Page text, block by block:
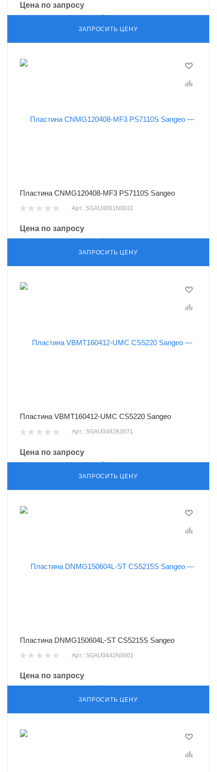
Цена по запросу
ЗАПРОСИТЬ ЦЕНУ
Пластина CNMG120408-MF3 PS7110S Sangeo
Арт.: SGAU9001N0031
Цена по запросу
ЗАПРОСИТЬ ЦЕНУ
Пластина VBMT160412-UMC CS5220 Sangeo
Арт.: SGAU0492K0071
Цена по запросу
ЗАПРОСИТЬ ЦЕНУ
Пластина DNMG150604L-ST CS5215S Sangeo
Арт.: SGAU0442N0001
Цена по запросу
ЗАПРОСИТЬ ЦЕНУ